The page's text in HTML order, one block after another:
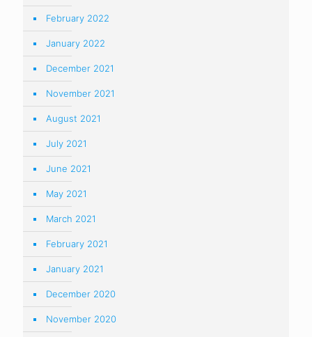
February 2022
January 2022
December 2021
November 2021
August 2021
July 2021
June 2021
May 2021
March 2021
February 2021
January 2021
December 2020
November 2020